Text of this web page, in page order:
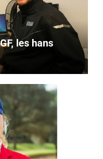
les hans